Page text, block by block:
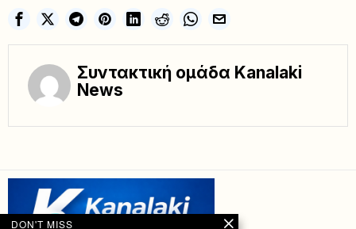
Συντακτική ομάδα Kanalaki
News
DON'T MISS